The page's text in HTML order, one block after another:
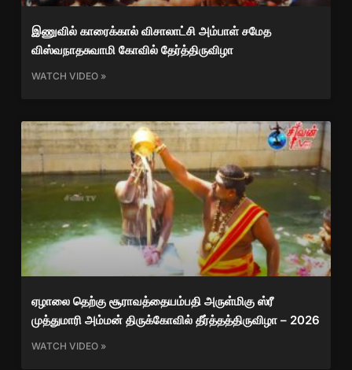
இணுவில் காரைக்கால் விசாலாட்சி அம்பாள் சமேத
விஸ்வநாதசுவாமி கோவில் தேர்த்திருவிழா
WATCH VIDEO »
ஏழாலை தெற்கு சூராவத்தையம்பதி அருள்மிகு ஸ்ரீ
முத்துமாரி அம்மன் திருக்கோவில் தீர்த்தத்திருவிழா – 2026
WATCH VIDEO »